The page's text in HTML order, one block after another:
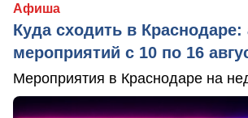
Афиша
Куда сходить в
мероприятий с 10 по 16
Мероприятия в Краснодаре на